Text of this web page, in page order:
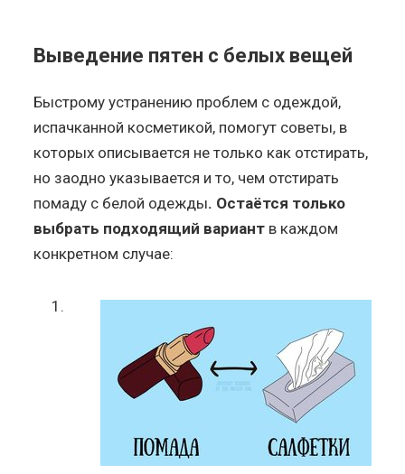
Выведение пятен с белых вещей
Быстрому устранению проблем с одеждой,
испачканной косметикой, помогут советы, в
которых описывается не только как отстирать,
но заодно указывается и то, чем отстирать
помаду с белой одежды. Остаётся только
выбрать подходящий вариант в каждом
конкретном случае: